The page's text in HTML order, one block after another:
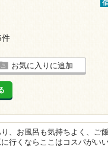
お気に入りに追加
、お風呂も気持ちよく、ご
行くならここはコスパがい